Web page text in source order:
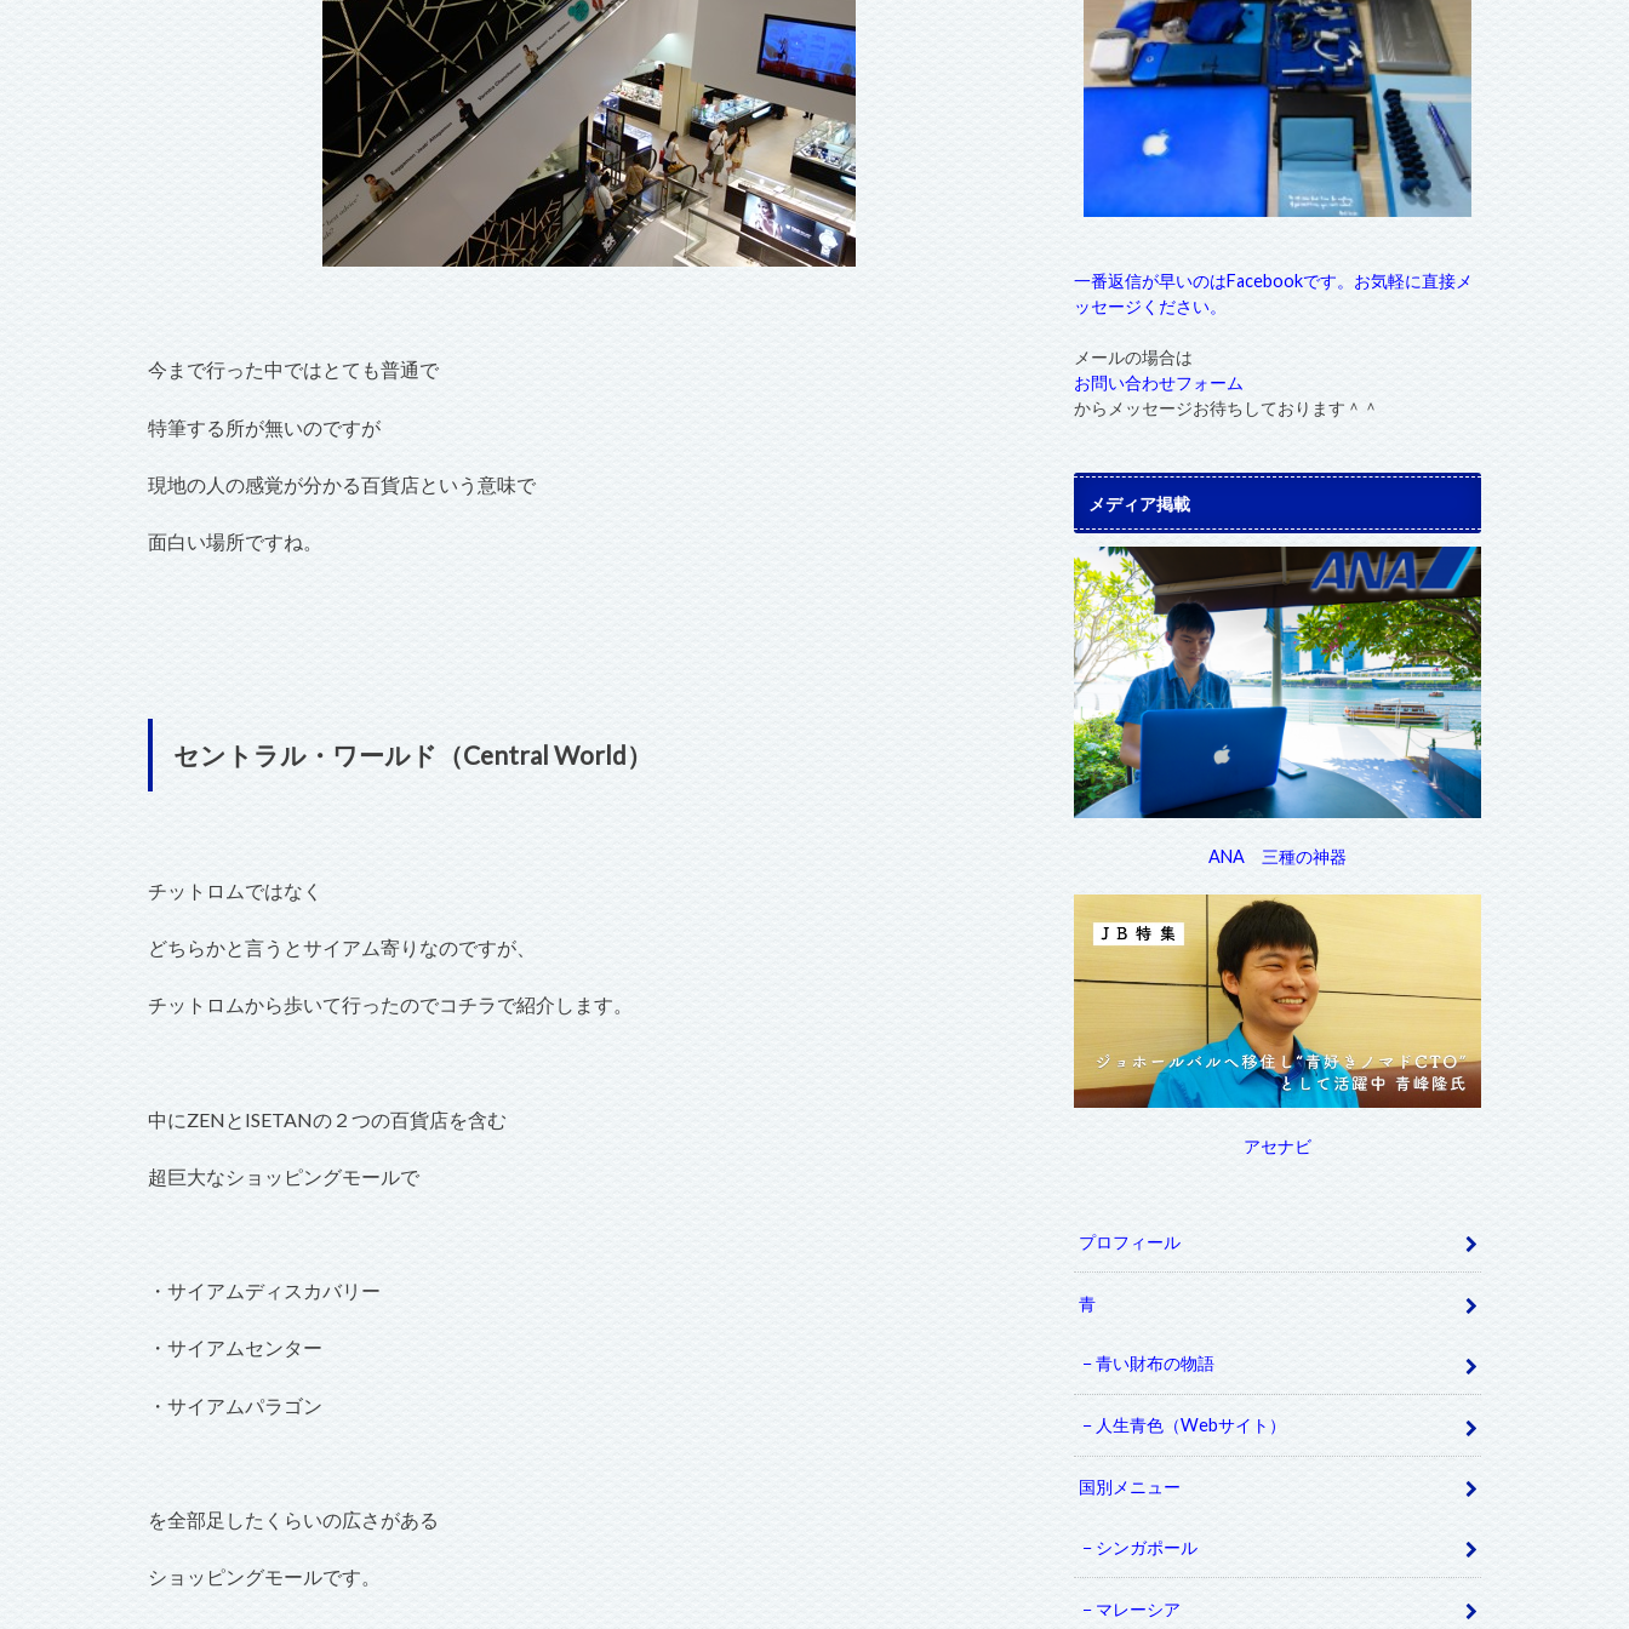
今まで行った中ではとても普通で
特筆する所が無いのですが
現地の人の感覚が分かる百貨店という意味で
面白い場所ですね。
セントラル・ワールド（Central World）
チットロムではなく
どちらかと言うとサイアム寄りなのですが、
チットロムから歩いて行ったのでコチラで紹介します。
中にZENとISETANの２つの百貨店を含む
超巨大なショッピングモールで
・サイアムディスカバリー
・サイアムセンター
・サイアムパラゴン
を全部足したくらいの広さがある
ショッピングモールです。
一番返信が早いのはFacebookです。お気軽に直接メ
ッセージください。
メールの場合は
お問い合わせフォーム
からメッセージお待ちしております＾＾
メディア掲載
ANA 三種の神器
アセナビ
プロフィール
青
青い財布の物語
人生青色（Webサイト）
国別メニュー
シンガポール
マレーシア